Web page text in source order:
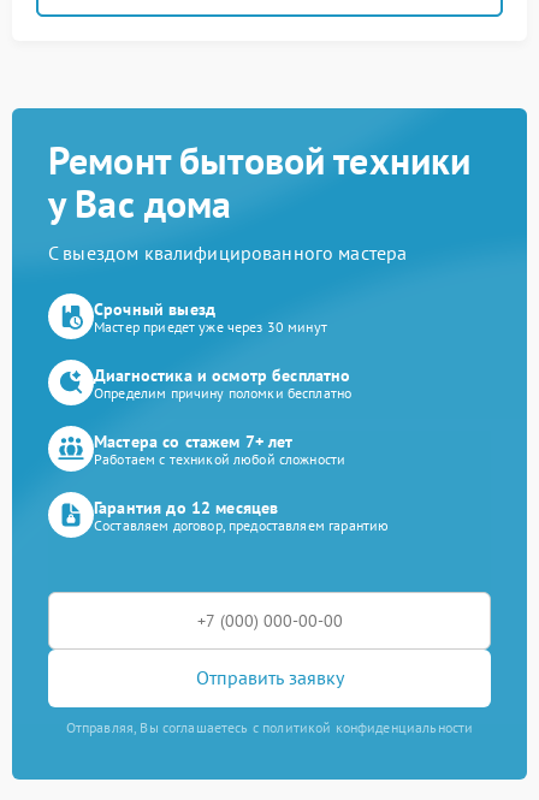
Ремонт бытовой техники
у Вас дома
С выездом квалифицированного мастера
Срочный выезд
Мастер приедет уже через 30 минут
Диагностика и осмотр бесплатно
Определим причину поломки бесплатно
Мастера со стажем 7+ лет
Работаем с техникой любой сложности
Гарантия до 12 месяцев
Составляем договор, предоставляем гарантию
Отправить заявку
Отправляя, Вы соглашаетесь с политикой конфиденциальности